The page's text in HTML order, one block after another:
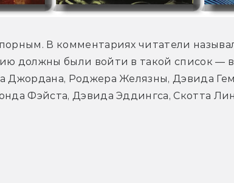
В комментариях читатели
должны были войти в такой список —
Джордана, Роджера Желязны, Дэвида
Фэйста, Дэвида Эддингса, Скотта